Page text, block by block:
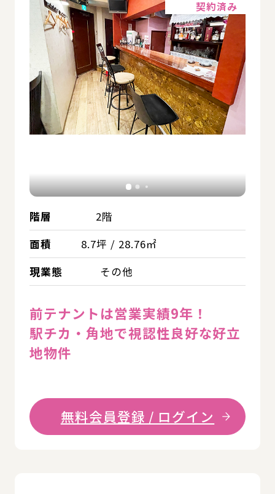
契約済み
階層
2階
面積
8.7坪 / 28.76㎡
現業態
その他
前テナントは営業実績9年！
駅チカ・角地で視認性良好な好立
地物件
無料会員登録 / ログイン